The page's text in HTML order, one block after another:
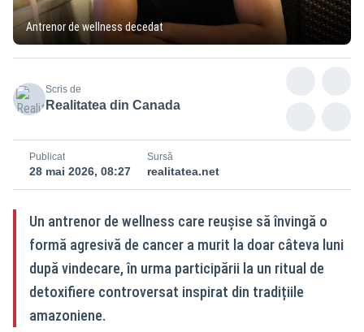
Antrenor de wellness decedat
Scris de
Realitatea din Canada
Publicat
28 mai 2026, 08:27
Sursă
realitatea.net
Un antrenor de wellness care reușise să învingă o
formă agresivă de cancer a murit la doar câteva luni
după vindecare, în urma participării la un ritual de
detoxifiere controversat inspirat din tradițiile
amazoniene.